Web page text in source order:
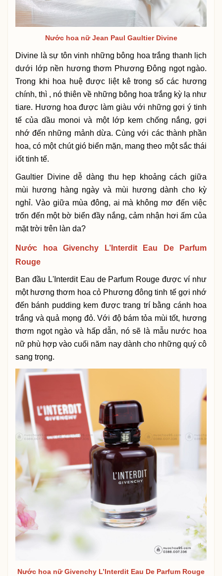
Nước hoa nữ Jean Paul Gaultier Divine
Divine là sự tôn vinh những bông hoa trắng thanh lịch
dưới lớp nền hương thơm Phương Đông ngọt ngào.
Trong khi hoa huệ được liệt kê trong số các hương
chính, thì , nó thiên về những bông hoa trắng kỳ lạ như
tiare. Hương hoa được làm giàu với những gợi ý tinh
tế của dầu monoi và một lớp kem chống nắng, gợi
nhớ đến những mảnh dừa. Cùng với các thành phần
hoa, có một chút gió biển mặn, mang theo một sắc thái
iốt tinh tế.
Gaultier Divine dễ dàng thu hẹp khoảng cách giữa
mùi hương hàng ngày và mùi hương dành cho kỳ
nghỉ. Vào giữa mùa đông, ai mà không mơ đến việc
trốn đến một bờ biển đầy nắng, cảm nhận hơi ấm của
mặt trời trên làn da?
Nước hoa Givenchy L’Interdit Eau De Parfum
Rouge
Ban đầu L'Interdit Eau de Parfum Rouge được ví như
một hương thơm hoa cỏ Phương đông tinh tế gợi nhớ
đến bánh pudding kem được trang trí bằng cánh hoa
trắng và quả mọng đỏ. Với độ bám tỏa mùi tốt, hương
thơm ngọt ngào và hấp dẫn, nó sẽ là mẫu nước hoa
nữ phù hợp vào cuối năm nay dành cho những quý cô
sang trọng.
Nước hoa nữ Givenchy L’Interdit Eau De Parfum Rouge